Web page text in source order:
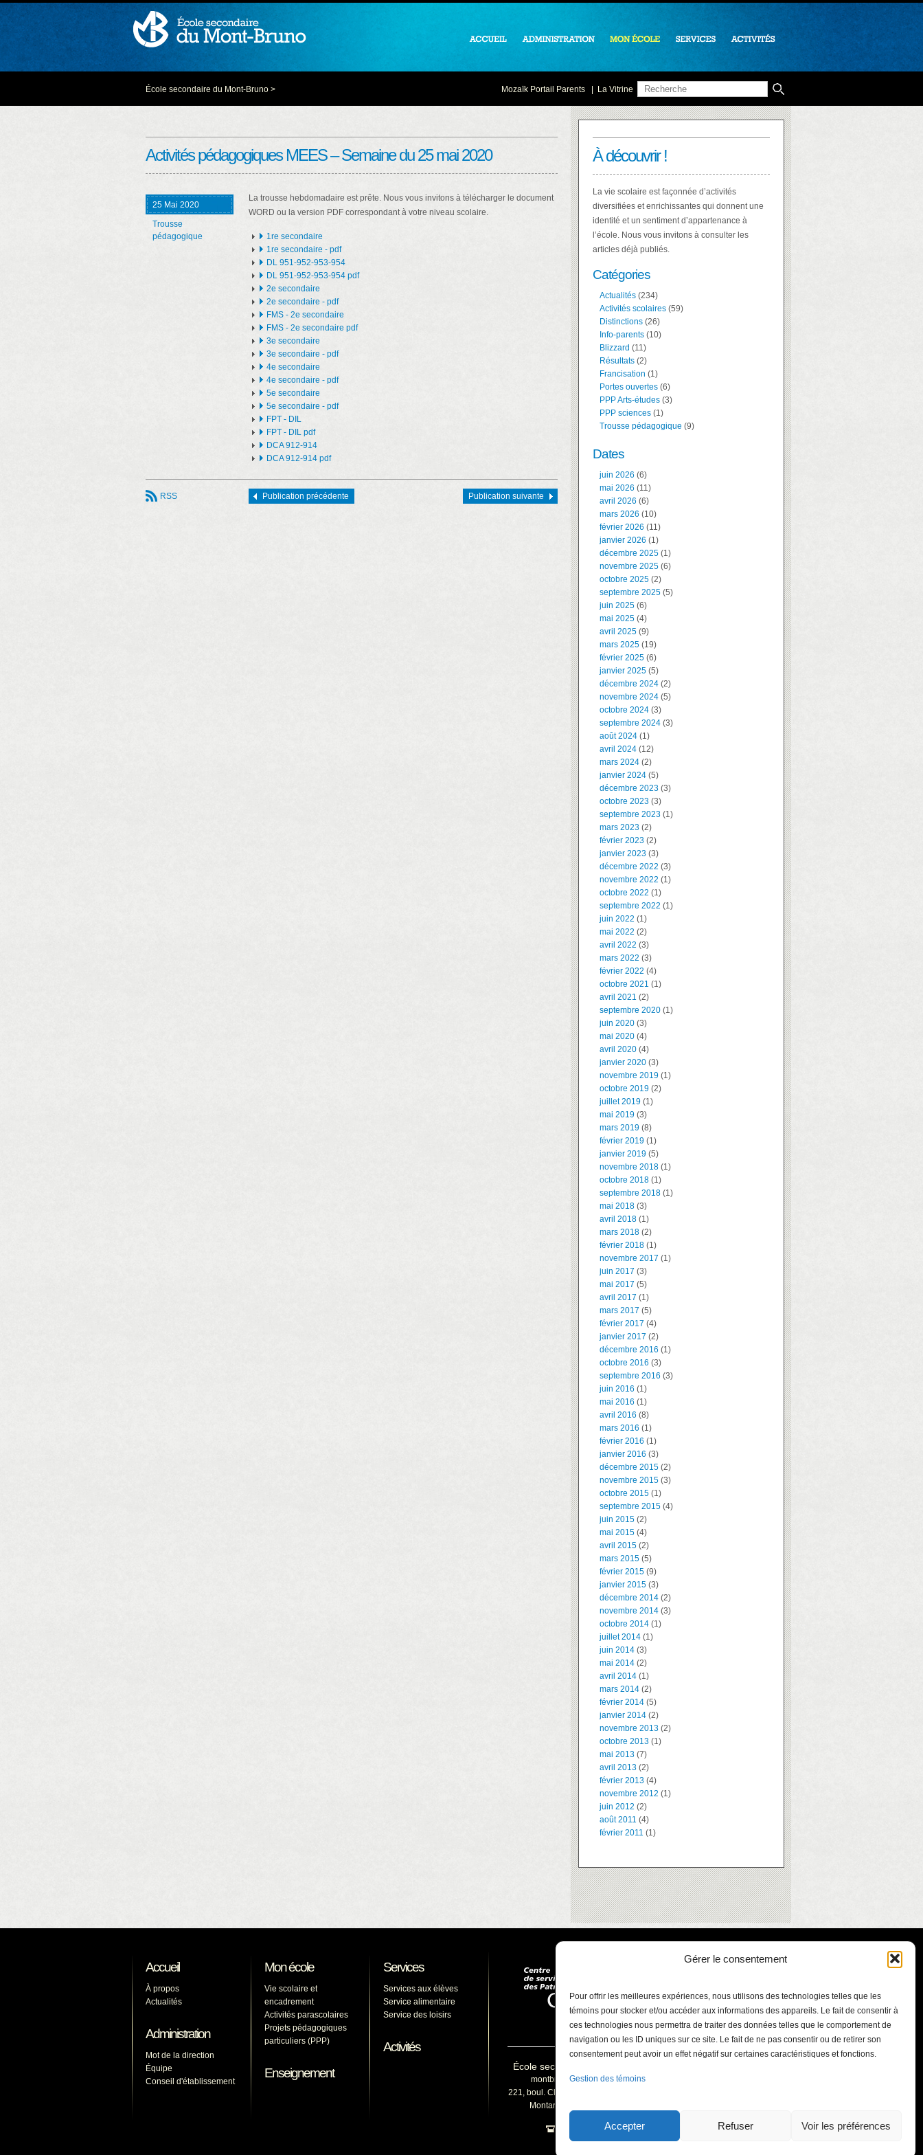
Gérer le consentement
Pour offrir les meilleures expériences, nous utilisons des technologies telles que les
témoins pour stocker et/ou accéder aux informations des appareils. Le fait de consentir à
ces technologies nous permettra de traiter des données telles que le comportement de
navigation ou les ID uniques sur ce site. Le fait de ne pas consentir ou de retirer son
consentement peut avoir un effet négatif sur certaines caractéristiques et fonctions.
Gestion des témoins
Accepter Refuser Voir les préférences
École secondaire du Mont-Bruno > Mozaïk Portail Parents La Vitrine
Activités pédagogiques MEES – Semaine du 25 mai 2020
25 Mai 2020
Trousse
pédagogique
La trousse hebdomadaire est prête. Nous vous invitons à télécharger le document
WORD ou la version PDF correspondant à votre niveau scolaire.
1re secondaire
1re secondaire - pdf
DL 951-952-953-954
DL 951-952-953-954 pdf
2e secondaire
2e secondaire - pdf
FMS - 2e secondaire
FMS - 2e secondaire pdf
3e secondaire
3e secondaire - pdf
4e secondaire
4e secondaire - pdf
5e secondaire
5e secondaire - pdf
FPT - DIL
FPT - DIL pdf
DCA 912-914
DCA 912-914 pdf
RSS Publication précédente Publication suivante
À découvrir !
La vie scolaire est façonnée d’activités
diversifiées et enrichissantes qui donnent une
identité et un sentiment d’appartenance à
l’école. Nous vous invitons à consulter les
articles déjà publiés.
Catégories
Actualités (234)
Activités scolaires (59)
Distinctions (26)
Info-parents (10)
Blizzard (11)
Résultats (2)
Francisation (1)
Portes ouvertes (6)
PPP Arts-études (3)
PPP sciences (1)
Trousse pédagogique (9)
Dates
juin 2026 (6)
mai 2026 (11)
avril 2026 (6)
mars 2026 (10)
février 2026 (11)
janvier 2026 (1)
décembre 2025 (1)
novembre 2025 (6)
octobre 2025 (2)
septembre 2025 (5)
juin 2025 (6)
mai 2025 (4)
avril 2025 (9)
mars 2025 (19)
février 2025 (6)
janvier 2025 (5)
décembre 2024 (2)
novembre 2024 (5)
octobre 2024 (3)
septembre 2024 (3)
août 2024 (1)
avril 2024 (12)
mars 2024 (2)
janvier 2024 (5)
décembre 2023 (3)
octobre 2023 (3)
septembre 2023 (1)
mars 2023 (2)
février 2023 (2)
janvier 2023 (3)
décembre 2022 (3)
novembre 2022 (1)
octobre 2022 (1)
septembre 2022 (1)
juin 2022 (1)
mai 2022 (2)
avril 2022 (3)
mars 2022 (3)
février 2022 (4)
octobre 2021 (1)
avril 2021 (2)
septembre 2020 (1)
juin 2020 (3)
mai 2020 (4)
avril 2020 (4)
janvier 2020 (3)
novembre 2019 (1)
octobre 2019 (2)
juillet 2019 (1)
mai 2019 (3)
mars 2019 (8)
février 2019 (1)
janvier 2019 (5)
novembre 2018 (1)
octobre 2018 (1)
septembre 2018 (1)
mai 2018 (3)
avril 2018 (1)
mars 2018 (2)
février 2018 (1)
novembre 2017 (1)
juin 2017 (3)
mai 2017 (5)
avril 2017 (1)
mars 2017 (5)
février 2017 (4)
janvier 2017 (2)
décembre 2016 (1)
octobre 2016 (3)
septembre 2016 (3)
juin 2016 (1)
mai 2016 (1)
avril 2016 (8)
mars 2016 (1)
février 2016 (1)
janvier 2016 (3)
décembre 2015 (2)
novembre 2015 (3)
octobre 2015 (1)
septembre 2015 (4)
juin 2015 (2)
mai 2015 (4)
avril 2015 (2)
mars 2015 (5)
février 2015 (9)
janvier 2015 (3)
décembre 2014 (2)
novembre 2014 (3)
octobre 2014 (1)
juillet 2014 (1)
juin 2014 (3)
mai 2014 (2)
avril 2014 (1)
mars 2014 (2)
février 2014 (5)
janvier 2014 (2)
novembre 2013 (2)
octobre 2013 (1)
mai 2013 (7)
avril 2013 (2)
février 2013 (4)
novembre 2012 (1)
juin 2012 (2)
août 2011 (4)
février 2011 (1)
Accueil
À propos
Actualités
Administration
Mot de la direction
Équipe
Conseil d'établissement
Mon école
Vie scolaire et
encadrement
Activités parascolaires
Projets pédagogiques
particuliers (PPP)
Enseignement
Services
Services aux élèves
Service alimentaire
Service des loisirs
Activités
École secondaire du Mont-Bruno
montbruno@cssp.gouv.qc.ca
221, boul. Clairevue Est, Saint-Bruno-de-
Montarville (Québec) J3V 5J3
450 653-1541